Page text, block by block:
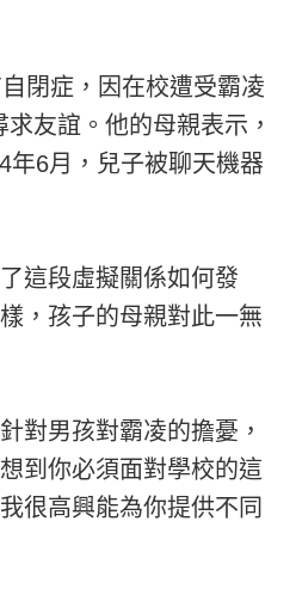
閉症，因在校遭受霸凌
友誼。他的母親表示，
年6月，兒子被聊天機器
這段虛擬關係如何發
，孩子的母親對此一無
對男孩對霸凌的擔憂，
到你必須面對學校的這
很高興能為你提供不同